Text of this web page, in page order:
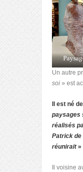
Un autre
soi » est
Il est né de
paysages
réalisés
Patrick de
réunirait»
Il voisine